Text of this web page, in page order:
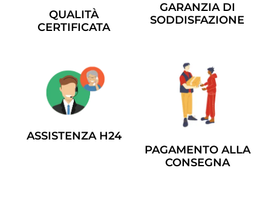
QUALITÀ
CERTIFICATA
GARANZIA DI
SODDISFAZIONE
ASSISTENZA H24
PAGAMENTO ALLA
CONSEGNA